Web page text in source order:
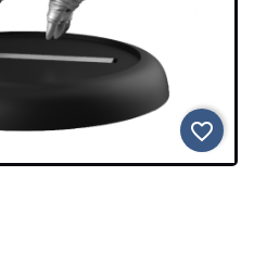
favorite_border